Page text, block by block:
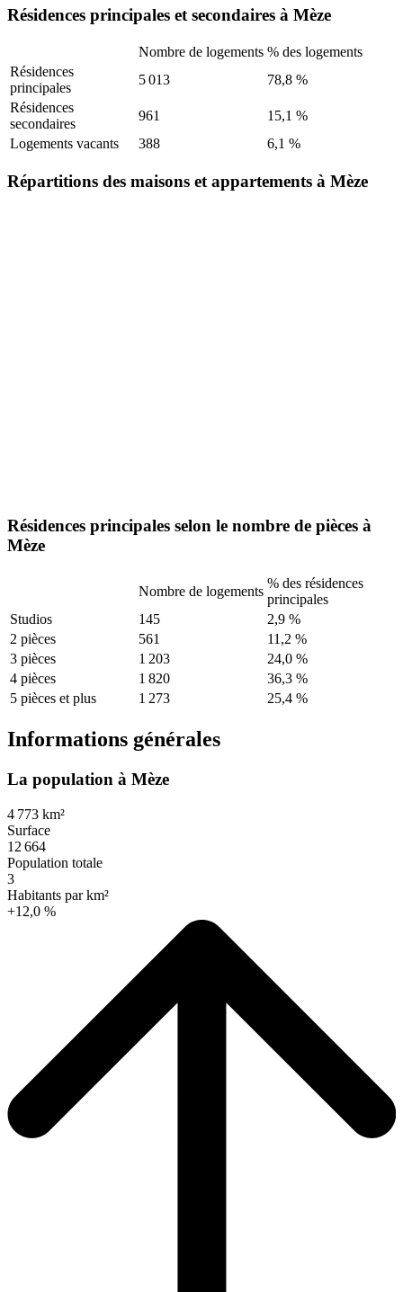
Résidences principales et secondaires à Mèze
Nombre de logements % des logements
Résidences
principales
5 013
78,8 %
Résidences
secondaires
961
15,1 %
Logements vacants
388 6,1 %
Répartitions des maisons et appartements à Mèze
Résidences principales selon le nombre de pièces à
Mèze
Nombre de logements
% des résidences
principales
Studios
145
2,9 %
2 pièces
561
11,2 %
3 pièces
1 203
24,0 %
4 pièces
1 820
36,3 %
5 pièces et plus
1 273 25,4 %
Informations générales
La population à Mèze
4 773 km²
Surface
12 664
Population totale
3
Habitants par km²
+12,0 %